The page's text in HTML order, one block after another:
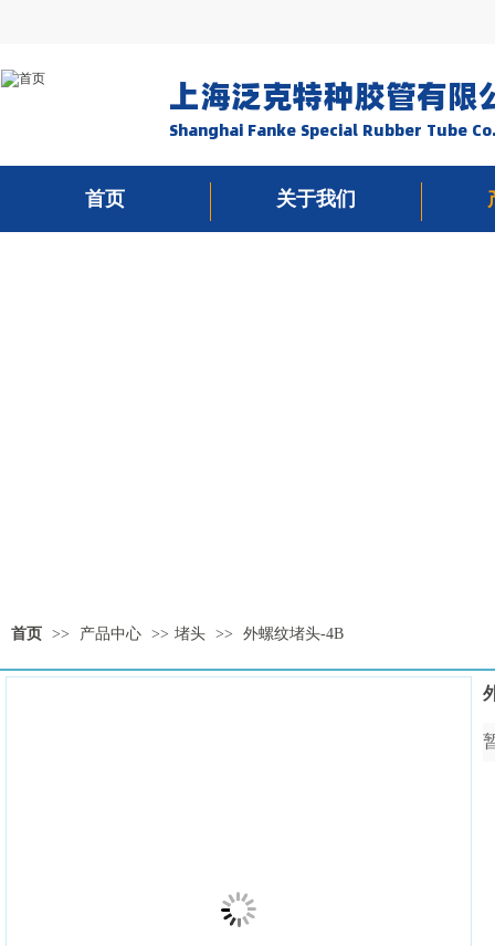
上海泛克特种胶管有限
Shanghai Fanke Special Rubber Tube
首页 关于我们
首页 >> 产品中心 >> 堵头 >> 外螺纹堵头-4B